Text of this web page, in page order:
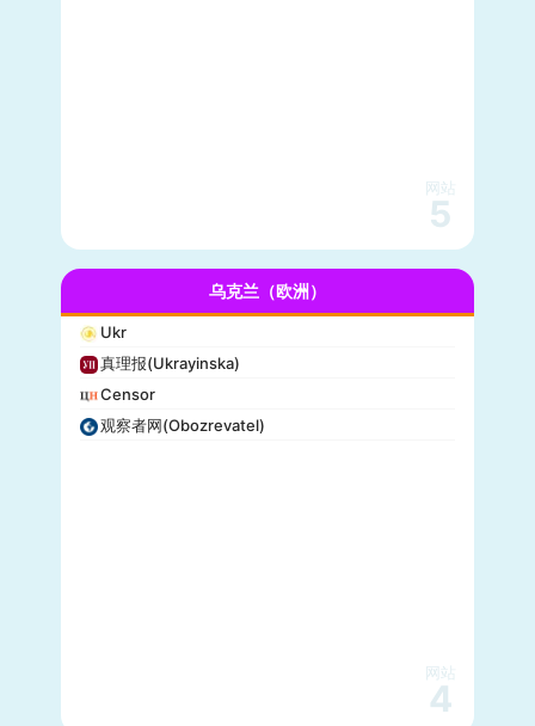
网站
5
乌克兰（欧洲）
Ukr
真理报(Ukrayinska)
Censor
观察者网(Obozrevatel)
网站
4